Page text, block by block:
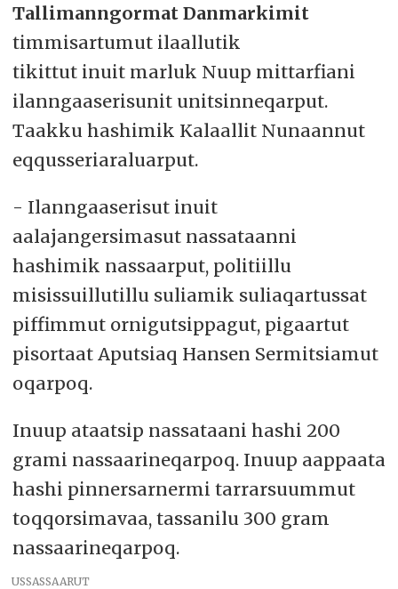
Tallimanngormat Danmarkimit
timmisartumut ilaallutik
tikittut inuit marluk Nuup mittarfiani
ilanngaaserisunit unitsinneqarput.
Taakku hashimik Kalaallit Nunaannut
eqqusseriaraluarput.
- Ilanngaaserisut inuit
aalajangersimasut nassataanni
hashimik nassaarput, politiillu
misissuillutillu suliamik suliaqartussat
piffimmut ornigutsippagut, pigaartut
pisortaat Aputsiaq Hansen Sermitsiamut
oqarpoq.
Inuup ataatsip nassataani hashi 200
grami nassaarineqarpoq. Inuup aappaata
hashi pinnersarnermi tarrarsuummut
toqqorsimavaa, tassanilu 300 gram
nassaarineqarpoq.
USSASSAARUT